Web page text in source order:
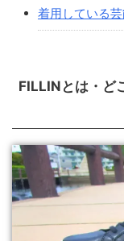
着用している
FILLINとは・ど